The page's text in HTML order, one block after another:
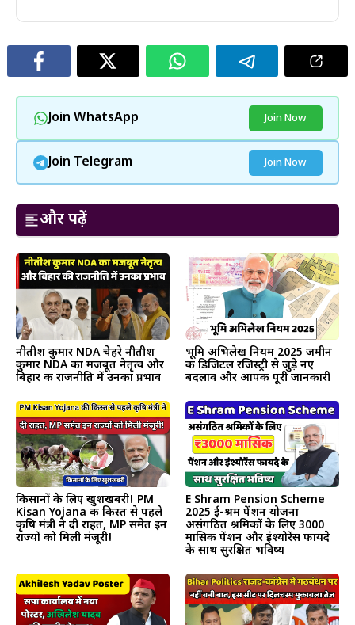
Join WhatsApp Join Now
Join Telegram Join Now
और पढ़ें
नीतीश कुमार NDA चेहरे नीतीश
कुमार NDA का मजबूत नेतृत्व और
बिहार की राजनीति में उनका प्रभाव
भूमि अभिलेख नियम 2025 जमीन
की डिजिटल रजिस्ट्री से जुड़े नए
बदलाव और आपकी पूरी जानकारी
किसानों के लिए खुशखबरी! PM
Kisan Yojana की किस्त से पहले
कृषि मंत्री ने दी राहत, MP समेत इन
राज्यों को मिली मंजूरी!
E Shram Pension Scheme
2025 ई-श्रम पेंशन योजना
असंगठित श्रमिकों के लिए ₹3000
मासिक पेंशन और इंश्योरेंस फायदे
के साथ सुरक्षित भविष्य